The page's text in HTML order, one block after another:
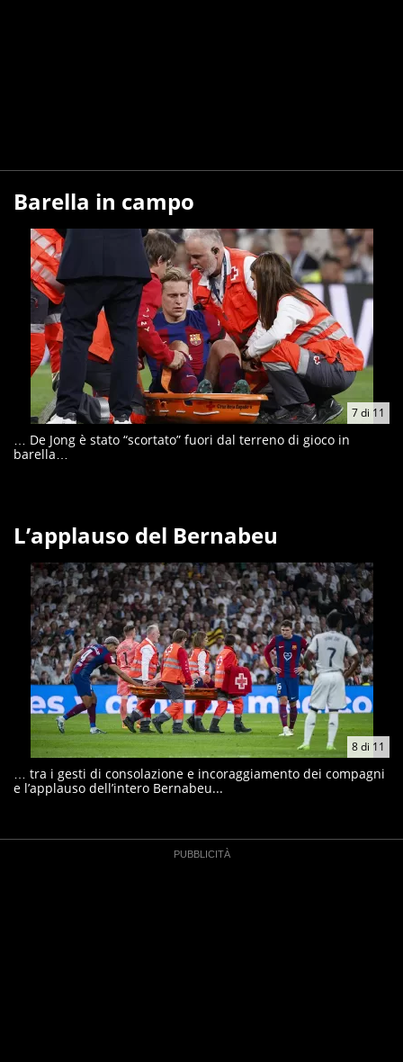
Barella in campo
7di 11
… De Jong è stato “scortato” fuori dal terreno di gioco in
barella…
L’applauso del Bernabeu
8di 11
… tra i gesti di consolazione e incoraggiamento dei compagni
e l’applauso dell’intero Bernabeu...